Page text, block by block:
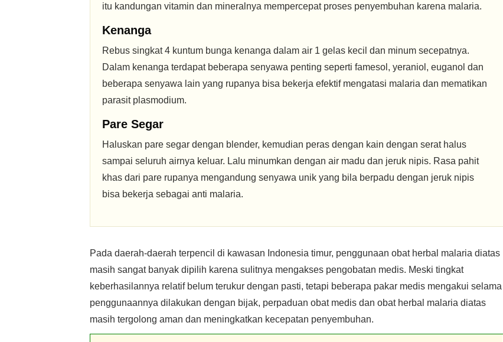
itu kandungan vitamin dan mineralnya mempercepat proses penyembuhan karena malaria.
Kenanga
Rebus singkat 4 kuntum bunga kenanga dalam air 1 gelas kecil dan minum secepatnya.
Dalam kenanga terdapat beberapa senyawa penting seperti famesol, yeraniol, euganol dan
beberapa senyawa lain yang rupanya bisa bekerja efektif mengatasi malaria dan mematikan
parasit plasmodium.
Pare Segar
Haluskan pare segar dengan blender, kemudian peras dengan kain dengan serat halus
sampai seluruh airnya keluar. Lalu minumkan dengan air madu dan jeruk nipis. Rasa pahit
khas dari pare rupanya mengandung senyawa unik yang bila berpadu dengan jeruk nipis
bisa bekerja sebagai anti malaria.
Pada daerah-daerah terpencil di kawasan Indonesia timur, penggunaan obat herbal malaria diatas
masih sangat banyak dipilih karena sulitnya mengakses pengobatan medis. Meski tingkat
keberhasilannya relatif belum terukur dengan pasti, tetapi beberapa pakar medis mengakui selama
penggunaannya dilakukan dengan bijak, perpaduan obat medis dan obat herbal malaria diatas
masih tergolong aman dan meningkatkan kecepatan penyembuhan.